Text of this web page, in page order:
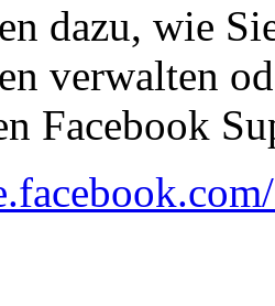
dazu, wie
verwalten
Facebook